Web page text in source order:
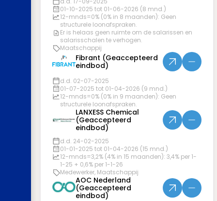
01-10-2025 tot 01-06-2026 (8 mnd.)
12-mnds=0% (0% in 8 maanden): Geen
structurele loonafspraken.
Er is helaas geen ruimte om de salarissen en
salarisschalen te verhogen.
Maatschappij
Fibrant (Geaccepteerd
eindbod)
d.d. 02-07-2025
01-07-2025 tot 01-04-2026 (9 mnd.)
12-mnds=0% (0% in 9 maanden): Geen
structurele loonafspraken.
LANXESS Chemical
(Geaccepteerd
eindbod)
d.d. 24-02-2025
01-01-2025 tot 01-04-2026 (15 mnd.)
12-mnds=3,2% (4% in 15 maanden): 3,4% per 1-
1-25 + 0,6% per 1-1-26
Medewerker, Maatschappij
AOC Nederland
(Geaccepteerd
eindbod)